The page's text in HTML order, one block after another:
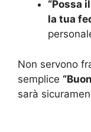
“Possa
la tua
Non servono
semplice
sarà